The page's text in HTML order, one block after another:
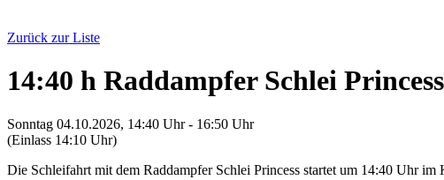
Zurück zur Liste
14:40 h Raddampfer Schlei
Sonntag 04.10.2026, 14:40 Uhr - 16:50 Uhr
(Einlass 14:10 Uhr)
Die Schleifahrt mit dem Raddampfer Schlei Princess startet um 14:40 Uhr im